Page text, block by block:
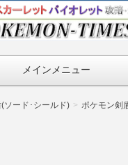
新
メインメニュー
ソード･シールド)
ポケモン剣